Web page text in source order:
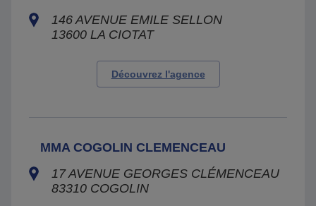
146 AVENUE EMILE SELLON
13600 LA CIOTAT
Découvrez l'agence
MMA COGOLIN CLEMENCEAU
17 AVENUE GEORGES CLÉMENCEAU
83310 COGOLIN